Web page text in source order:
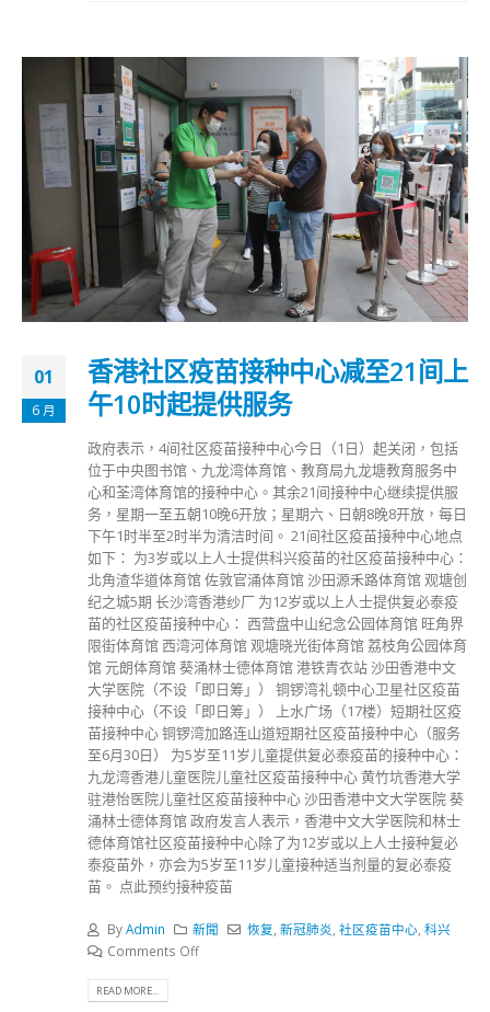
01
6 月
香港社区疫苗接种中心减至​21间上
午10时起提供服务
政府表示，4间社区疫苗接种中心今日（1日）起关闭，包括
位于中央图书馆、九龙湾体育馆、教育局九龙塘教育服务中
心和荃湾体育馆的接种中心。其余21间接种中心继续提供服
务，星期一至五朝10晚6开放；星期六、日朝8晚8开放，每日
下午1时半至2时半为清洁时间。 21间社区疫苗接种中心地点
如下： 为3岁或以上人士提供科兴疫苗的社区疫苗接种中心：
北角渣华道体育馆 佐敦官涌体育馆 沙田源禾路体育馆 观塘创
纪之城5期 长沙湾香港纱厂 为12岁或以上人士提供复必泰疫
苗的社区疫苗接种中心： 西营盘中山纪念公园体育馆 旺角界
限街体育馆 西湾河体育馆 观塘晓光街体育馆 荔枝角公园体育
馆 元朗体育馆 葵涌林士德体育馆 港铁青衣站 沙田香港中文
大学医院（不设「即日筹」） 铜锣湾礼顿中心卫星社区疫苗
接种中心（不设「即日筹」） 上水广场（17楼）短期社区疫
苗接种中心 铜锣湾加路连山道短期社区疫苗接种中心（服务
至6月30日） 为5岁至11岁儿童提供复必泰疫苗的接种中心：
九龙湾香港儿童医院儿童社区疫苗接种中心 黄竹坑香港大学
驻港怡医院儿童社区疫苗接种中心 沙田香港中文大学医院 葵
涌林士德体育馆 政府发言人表示，香港中文大学医院和林士
德体育馆社区疫苗接种中心除了为12岁或以上人士接种复必
泰疫苗外，亦会为5岁至11岁儿童接种适当剂量的复必泰疫
苗。 点此预约接种疫苗
ByAdmin 新聞 恢复 ,新冠肺炎 ,社区疫苗中心 ,科兴
Comments Off
READ MORE...